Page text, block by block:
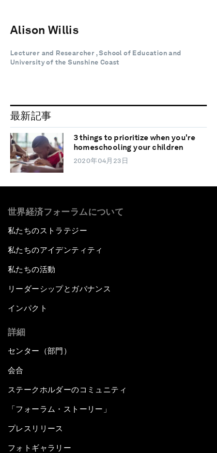
Alison Willis
Lecturer and Researcher , School of Education and
University of the Sunshine Coast
最新記事
3 things to prioritize when you're
homeschooling your children
2020年04月23日
世界経済フォーラムについて
私たちのストラテジー
私たちのアイデンティティ
私たちの活動
リーダーシップとガバナンス
インパクト
詳細
センター（部門）
会合
ステークホルダーのコミュニティ
「フォーラム・ストーリー」
プレスリリース
フォトギャラリー